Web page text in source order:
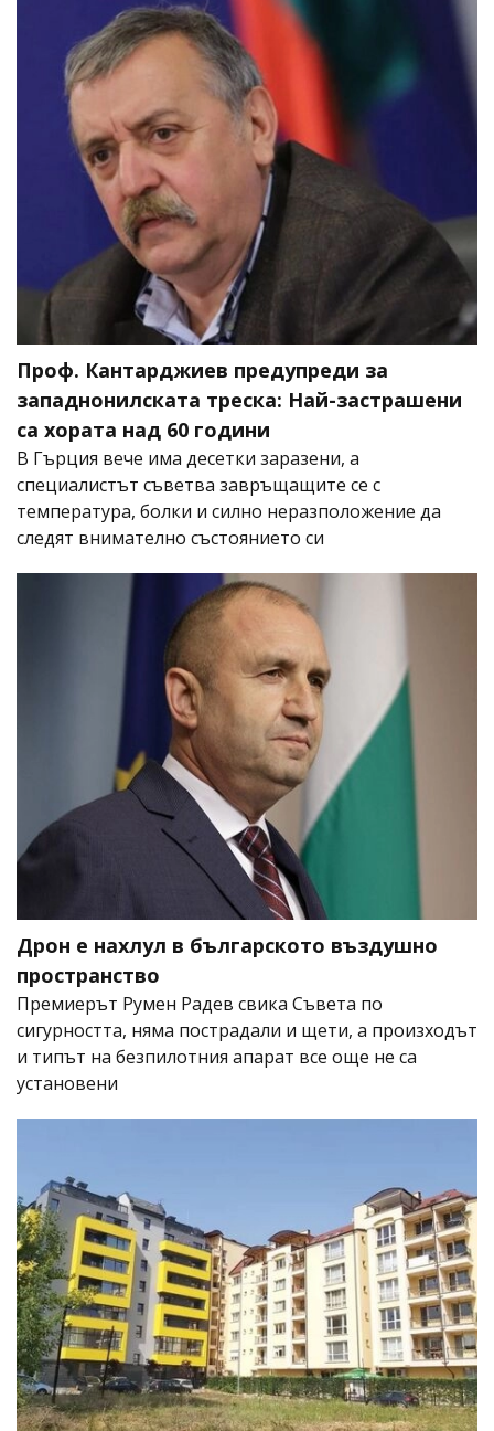
Проф. Кантарджиев предупреди за
западнонилската треска: Най-застрашени
са хората над 60 години
В Гърция вече има десетки заразени, а
специалистът съветва завръщащите се с
температура, болки и силно неразположение да
следят внимателно състоянието си
Дрон е нахлул в българското въздушно
пространство
Премиерът Румен Радев свика Съвета по
сигурността, няма пострадали и щети, а произходът
и типът на безпилотния апарат все още не са
установени